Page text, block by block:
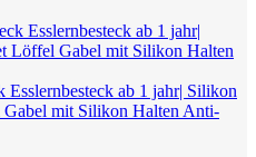
Esslernbesteck ab 1 jahr| Silikon
mit Silikon Halten Anti-